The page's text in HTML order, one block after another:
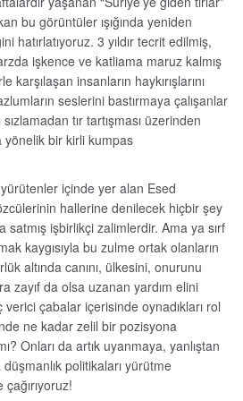
bu görüntüler ışığında yeniden
hatırlatıyoruz. 3 yıldır tecrit edilmiş,
işkence ve katliama maruz kalmış
karşılaşan insanların haykırışlarını
seslerini bastırmaya çalışanlar
tır tartışması üzerinden
bir kirli kumpas
içinde yer alan Esed
hallerine denilecek hiçbir şey
işbirlikçi zalimlerdir. Ama ya sırf
kaygısıyla bu zulme ortak olanların
altında canını, ülkesini, onurunu
zayıf da olsa uzanan yardım elini
çabalar içerisinde oynadıkları rol
ne kadar zelil bir pozisyona
Onları da artık uyanmaya, yanlıştan
politikaları yürütme